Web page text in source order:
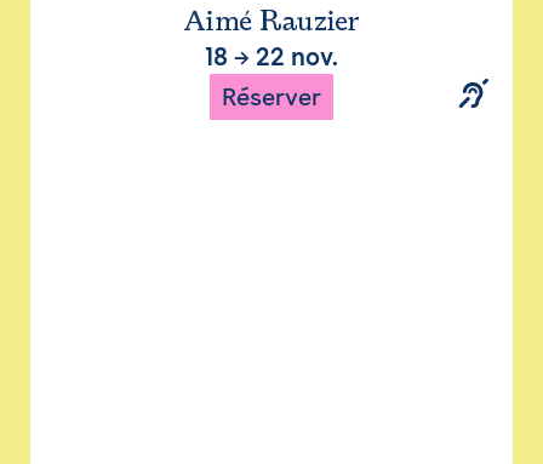
Aimé Rauzier
18 → 22 nov.
Réserver